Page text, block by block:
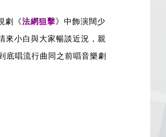
劇《法網狙擊》中飾演闊少
來小白與大家暢談近況，親
底唱流行曲同之前唱音樂劇